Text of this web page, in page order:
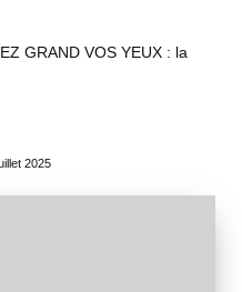
GRAND VOS YEUX : la
2025